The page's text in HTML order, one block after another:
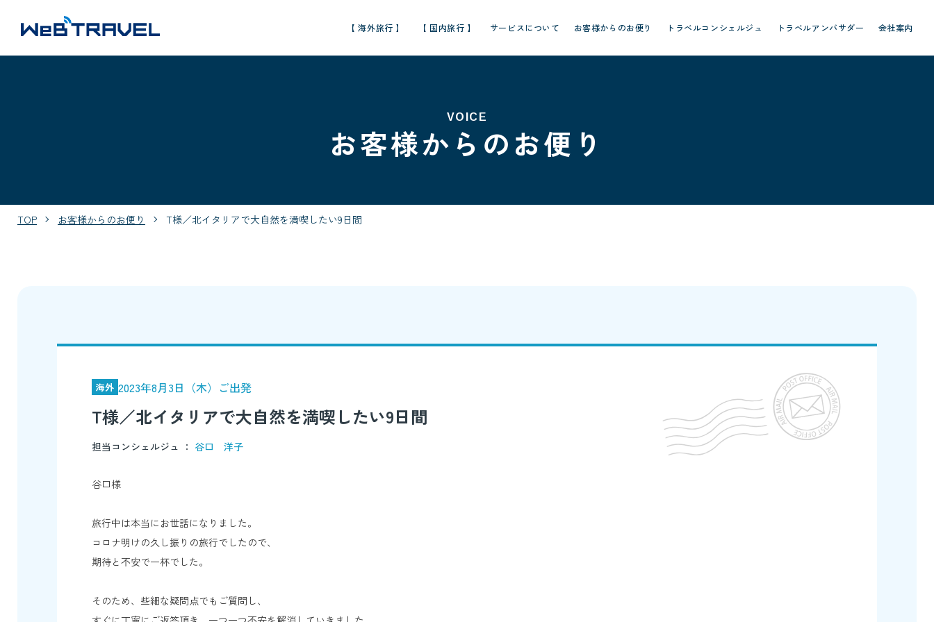
【 海外旅行 】 【 国内旅行 】 サービスについて お客様からのお便り トラベルコンシェルジュ トラベルアンバサダー 会社案内
VOICE
お客様からのお便り
TOP お客様からのお便り T様／北イタリアで大自然を満喫したい9日間
海外 2023年8月3日（木）ご出発
T様／北イタリアで大自然を満喫したい9日間
担当コンシェルジュ ： 谷口 洋子
谷口様
旅行中は本当にお世話になりました。
コロナ明けの久し振りの旅行でしたので、
期待と不安で一杯でした。
そのため、些細な疑問点でもご質問し、